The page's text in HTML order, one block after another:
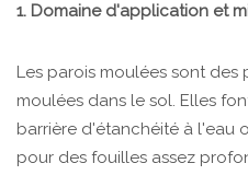
1. Domaine d'application et
Les parois moulées sont des
moulées dans le sol. Elles
barrière d'étanchéité à l'eau
pour des fouilles assez